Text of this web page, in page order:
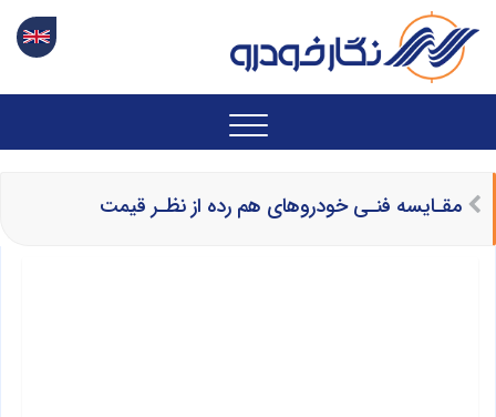
مقـایسه فنـی خودروهای هم رده از نظـر قیمت